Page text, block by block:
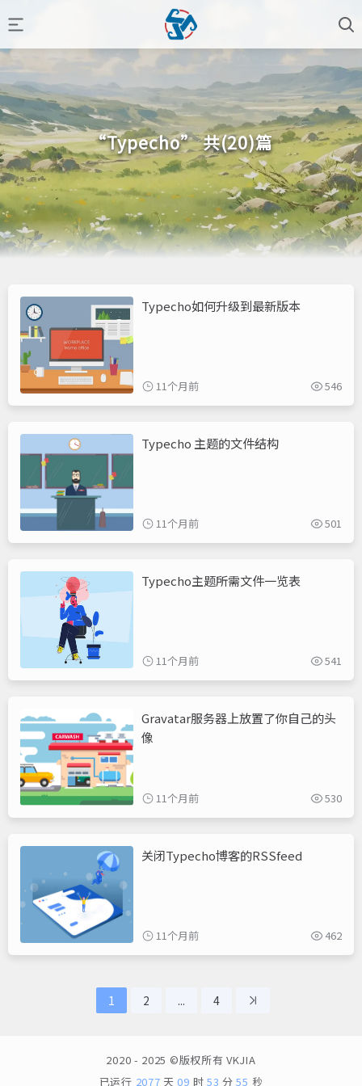
“Typecho” 共(20)篇
Typecho如何升级到最新版本
11个月前 546
Typecho 主题的文件结构
11个月前 501
Typecho主题所需文件一览表
11个月前 541
Gravatar服务器上放置了你自己的头
像
11个月前 530
关闭Typecho博客的RSSfeed
11个月前 462
1 2 ... 4
2020 - 2025 ©版权所有 VKJIA
已运行 2077 天09 时 53 分55 秒